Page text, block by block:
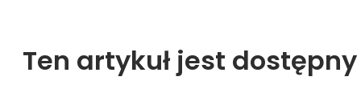
Ten artykuł jest